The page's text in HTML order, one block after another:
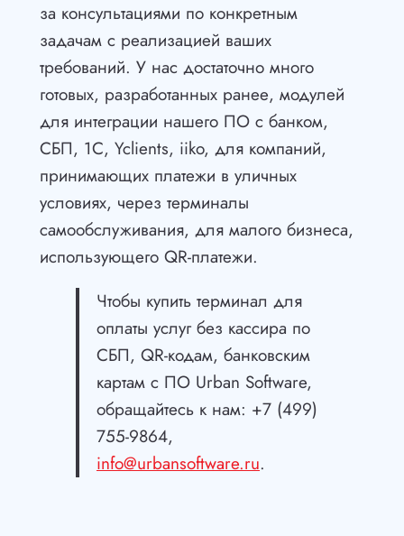
за консультациями по конкретным
задачам с реализацией ваших
требований. У нас достаточно много
готовых, разработанных ранее, модулей
для интеграции нашего ПО с банком,
СБП, 1С, Yclients, iiko, для компаний,
принимающих платежи в уличных
условиях, через терминалы
самообслуживания, для малого бизнеса,
использующего QR-платежи.
Чтобы купить терминал для
оплаты услуг без кассира по
СБП, QR-кодам, банковским
картам с ПО Urban Software,
обращайтесь к нам: +7 (499)
755-9864,
info@urbansoftware.ru.